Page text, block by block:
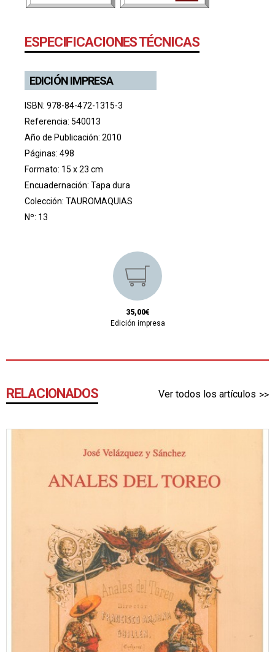
ESPECIFICACIONES TÉCNICAS
EDICIÓN IMPRESA
ISBN: 978-84-472-1315-3
Referencia: 540013
Año de Publicación: 2010
Páginas: 498
Formato: 15 x 23 cm
Encuadernación: Tapa dura
Colección: TAUROMAQUIAS
Nº: 13
35,00€
Edición impresa
RELACIONADOS Ver todos los artículos